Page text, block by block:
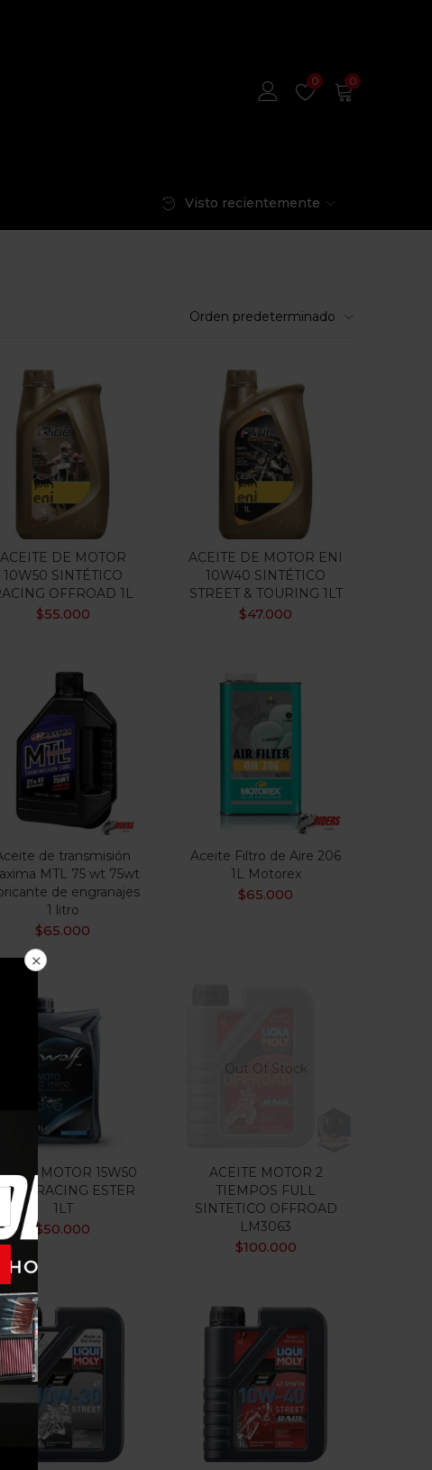
0 0
Visto recientemente
Orden predeterminado
ACEITE DE MOTOR
10W50 SINTÉTICO
OFFROAD 1L
$55.000
ACEITE DE MOTOR ENI
10W40 SINTÉTICO
STREET & TOURING 1LT
$47.000
de transmisión
MTL 75 wt 75wt
de engranajes
1 litro
$65.000
Aceite Filtro de Aire 206
1L Motorex
$65.000
MOTOR 15W50
RACING ESTER
1LT
$50.000
Out Of Stock
ACEITE MOTOR 2
TIEMPOS FULL
SINTETICO OFFROAD
LM3063
$100.000